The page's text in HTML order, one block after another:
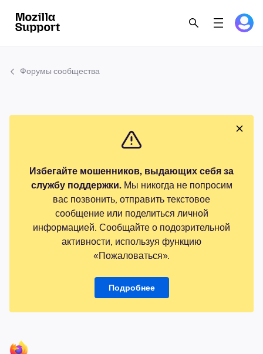
Форумы сообщества
Избегайте мошенников, выдающих себя за
службу поддержки.Мы никогда не попросим
вас позвонить, отправить текстовое
сообщение или поделиться личной
информацией. Сообщайте о подозрительной
активности, используя функцию
«Пожаловаться».
Подробнее